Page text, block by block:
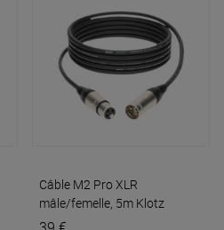
Câble M2 Pro XLR
mâle/femelle, 5m Klotz